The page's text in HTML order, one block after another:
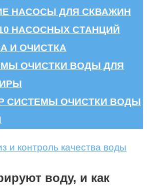
НАСОСЫ ДЛЯ СКВАЖИН
НАСОСНЫХ СТАНЦИЙ
И ОЧИСТКА
ОЧИСТКИ ВОДЫ ДЛЯ
СИСТЕМЫ ОЧИСТКИ ВОДЫ
и контроль качества воды
воду, и как